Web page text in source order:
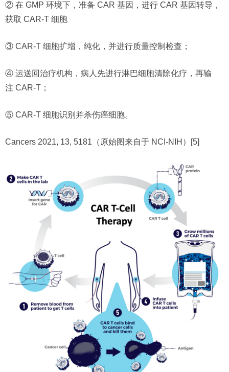
② 在 GMP 环境下，准备 CAR 基因，进行 CAR 基因转导，
获取 CAR-T 细胞
③ CAR-T 细胞扩增，纯化，并进行质量控制检查；
④ 运送回治疗机构，病人先进行淋巴细胞清除化疗，再输
注 CAR-T；
⑤ CAR-T 细胞识别并杀伤癌细胞。
Cancers 2021, 13, 5181（原始图来自于 NCI-NIH）[5]